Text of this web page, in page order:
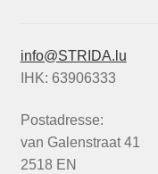
info@STRIDA.lu
IHK: 63906333
Postadresse:
van Galenstraat 41
2518 EN